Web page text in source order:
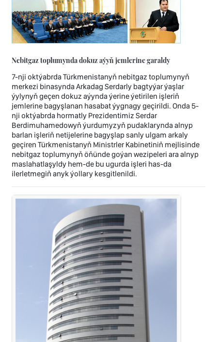
Nebitgaz toplumynda dokuz aýyň jemlerine garaldy
7-nji oktýabrda Türkmenistanyň nebitgaz toplumynyň
merkezi binasynda Arkadag Serdarly bagtyýar ýaşlar
ýylynyň geçen dokuz aýynda ýerine ýetirilen işleriň
jemlerine bagyşlanan hasabat ýygnagy geçirildi. Onda 5-
nji oktýabrda hormatly Prezidentimiz Serdar
Berdimuhamedowyň ýurdumyzyň pudaklarynda alnyp
barlan işleriň netijelerine bagyşlap sanly ulgam arkaly
geçiren Türkmenistanyň Ministrler Kabinetiniň mejlisinde
nebitgaz toplumynyň öňünde goýan wezipeleri ara alnyp
maslahatlaşyldy hem-de bu ugurda işleri has-da
ilerletmegiň anyk ýollary kesgitlenildi.